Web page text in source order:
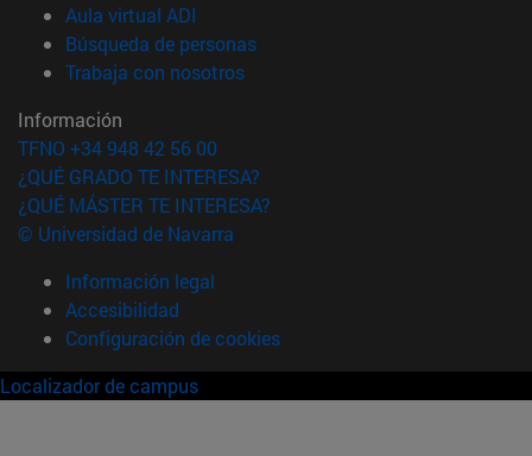
Aula virtual ADI
Búsqueda de personas(abre en nueva ventana)
Trabaja con nosotros(abre en nueva ventana)
Información
TFNO +34 948 42 56 00
¿QUÉ GRADO TE INTERESA?
¿QUÉ MÁSTER TE INTERESA?
© Universidad de Navarra
Información legal
Accesibilidad
Configuración de cookies
Localizador de campus